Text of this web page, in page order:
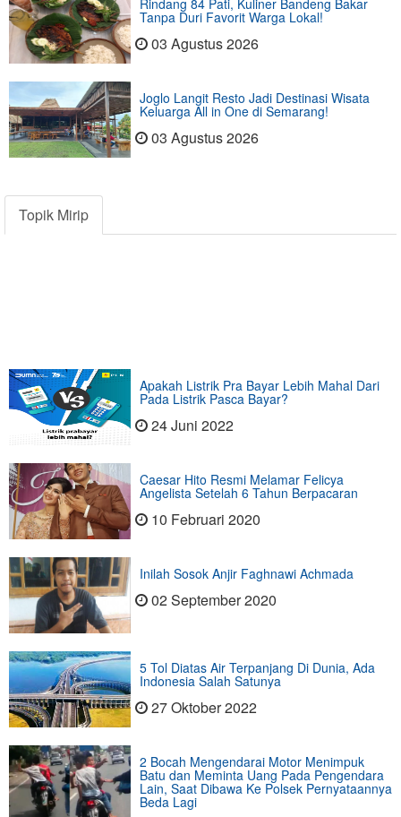
Rindang 84 Pati, Kuliner Bandeng Bakar
Tanpa Duri Favorit Warga Lokal!
03 Agustus 2026
Joglo Langit Resto Jadi Destinasi Wisata
Keluarga All in One di Semarang!
03 Agustus 2026
Topik Mirip
Apakah Listrik Pra Bayar Lebih Mahal Dari
Pada Listrik Pasca Bayar?
24 Juni 2022
Caesar Hito Resmi Melamar Felicya
Angelista Setelah 6 Tahun Berpacaran
10 Februari 2020
Inilah Sosok Anjir Faghnawi Achmada
02 September 2020
5 Tol Diatas Air Terpanjang Di Dunia, Ada
Indonesia Salah Satunya
27 Oktober 2022
2 Bocah Mengendarai Motor Menimpuk
Batu dan Meminta Uang Pada Pengendara
Lain, Saat Dibawa Ke Polsek Pernyataannya
Beda Lagi